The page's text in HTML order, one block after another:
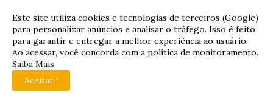
Este site utiliza cookies e tecnologias de terceiros (Google)
para personalizar anúncios e analisar o tráfego. Isso é feito
para garantir e entregar a melhor experiência ao usuário.
Ao acessar, você concorda com a política de monitoramento.
Saiba Mais
Aceitar !